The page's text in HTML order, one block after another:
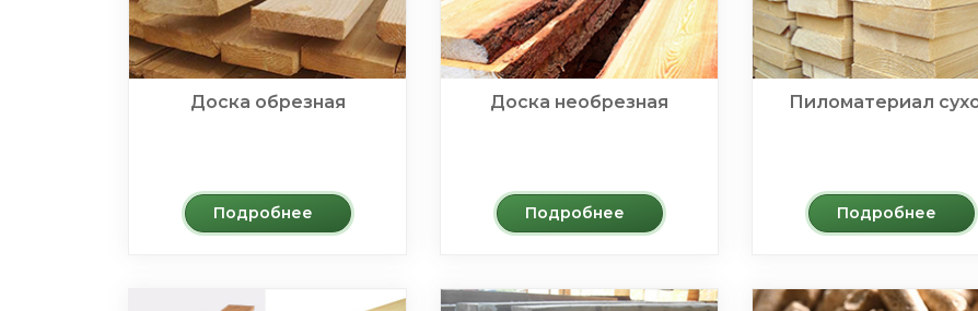
Доска обрезная
Подробнее
Доска необрезная
Подробнее
Пиломатериал
Подробнее